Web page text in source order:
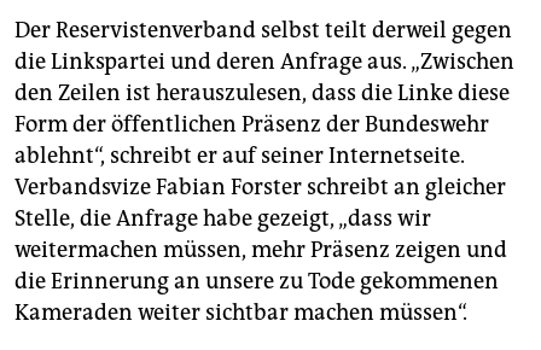
Der Reservistenverband selbst teilt derweil gegen
die Linkspartei und deren Anfrage aus. „Zwischen
den Zeilen ist herauszulesen, dass die Linke diese
Form der öffentlichen Präsenz der Bundeswehr
ablehnt“, schreibt er auf seiner Internetseite.
Verbandsvize Fabian Forster schreibt an gleicher
Stelle, die Anfrage habe gezeigt, „dass wir
weitermachen müssen, mehr Präsenz zeigen und
die Erinnerung an unsere zu Tode gekommenen
Kameraden weiter sichtbar machen müssen“.